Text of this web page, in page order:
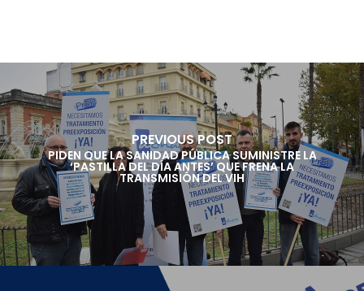
PREVIOUS POST
PIDEN QUE LA SANIDAD PÚBLICA SUMINISTRE LA
‘PASTILLA DEL DÍA ANTES’ QUE FRENA LA
TRANSMISIÓN DEL VIH